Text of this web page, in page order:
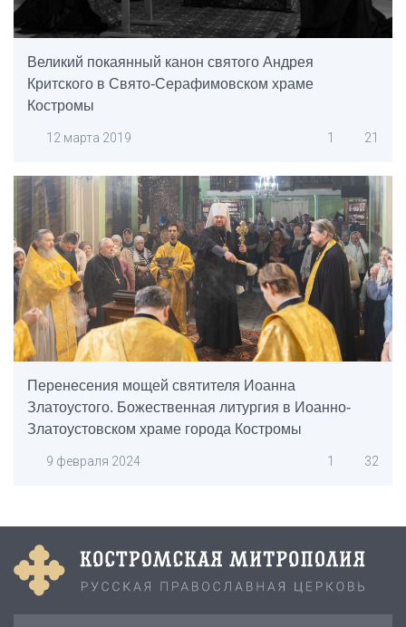
Великий покаянный канон святого Андрея
Критского в Свято-Серафимовском храме
Костромы
12 марта 2019 1 21
Перенесения мощей святителя Иоанна
Златоустого. Божественная литургия в Иоанно-
Златоустовском храме города Костромы
9 февраля 2024 1 32